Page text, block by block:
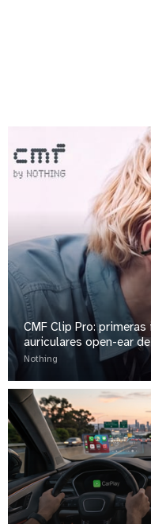
CMF Clip Pro:
auriculares open-ear
Nothing